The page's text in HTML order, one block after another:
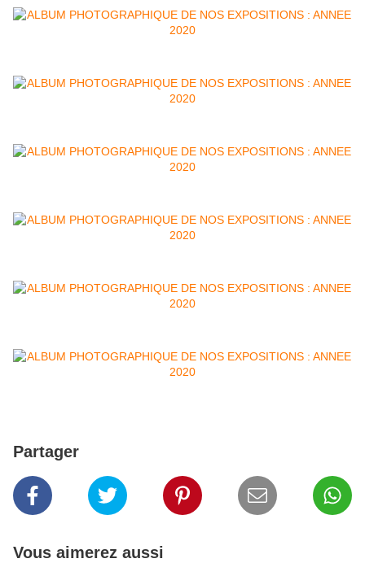
Partager
Vous aimerez aussi